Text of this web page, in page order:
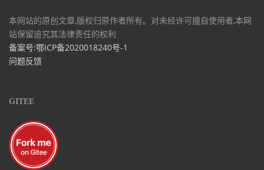
本网站的原创文章,版权归原作者所有。对未经许可擅自使用者,本网
站保留追究其法律责任的权利
备案号:鄂ICP备2020018240号-1
问题反馈
GITEE